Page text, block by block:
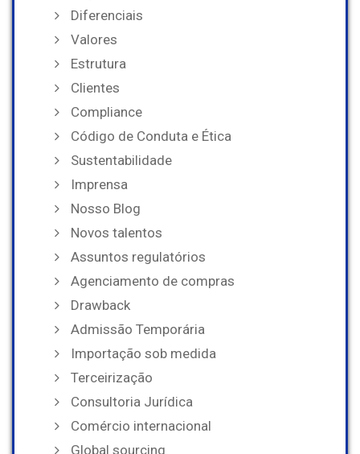
Diferenciais
Valores
Estrutura
Clientes
Compliance
Código de Conduta e Ética
Sustentabilidade
Imprensa
Nosso Blog
Novos talentos
Assuntos regulatórios
Agenciamento de compras
Drawback
Admissão Temporária
Importação sob medida
Terceirização
Consultoria Jurídica
Comércio internacional
Global sourcing